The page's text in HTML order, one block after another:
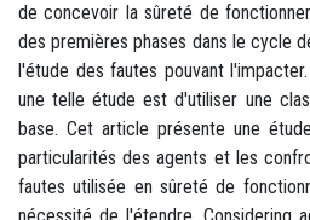
de concevoir la sûreté de
des premières phases dans le cycle
l'étude des fautes pouvant
une telle étude est d'utiliser une
base. Cet article présente une
particularités des agents et les
fautes utilisée en sûreté de